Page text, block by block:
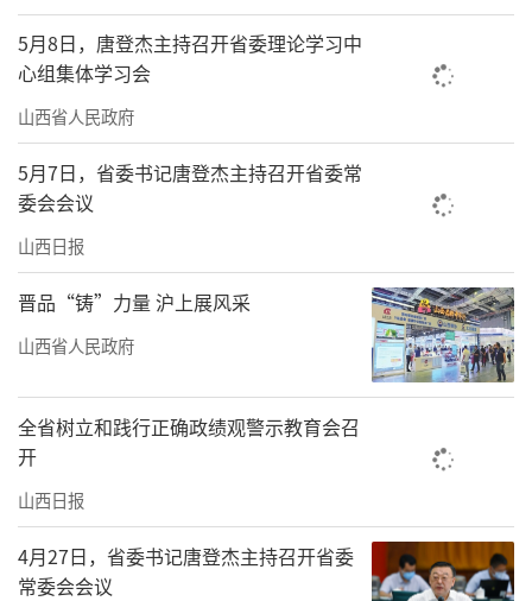
5月8日，唐登杰主持召开省委理论学习中
心组集体学习会
山西省人民政府
5月7日，省委书记唐登杰主持召开省委常
委会会议
山西日报
晋品“铸”力量 沪上展风采
山西省人民政府
全省树立和践行正确政绩观警示教育会召
开
山西日报
4月27日，省委书记唐登杰主持召开省委
常委会会议